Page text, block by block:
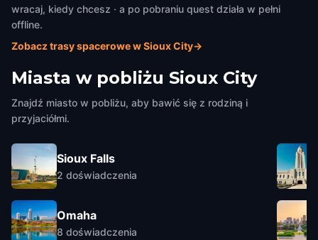
wracaj, kiedy chcesz · a po pobraniu quest działa w pełni
offline.
Zobacz trasy spacerowe w Sioux City→
Miasta w pobliżu Sioux City
Znajdź miasto w pobliżu, aby bawić się z rodziną i
przyjaciółmi.
Sioux Falls
2 doświadczenia
Omaha
8 doświadczenia